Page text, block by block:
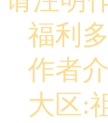
福利
作者
大区: